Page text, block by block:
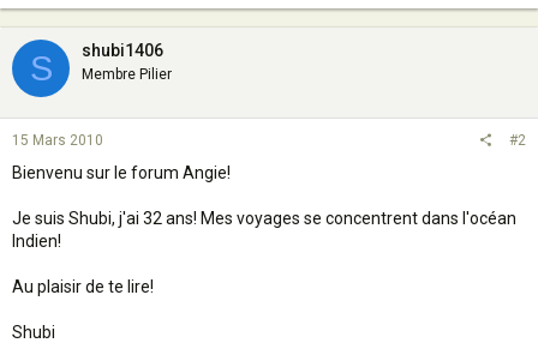
S shubi1406
Membre Pilier
15 Mars 2010 #2
Bienvenu sur le forum Angie!
Je suis Shubi, j'ai 32 ans! Mes voyages se concentrent dans l'océan
Indien!
Au plaisir de te lire!
Shubi